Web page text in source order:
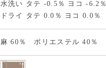
水洗い タテ -0.5％ ヨコ -6.2％
ドライ タテ 0.0％ ヨコ 0.0％
麻 60％ ポリエステル 40％